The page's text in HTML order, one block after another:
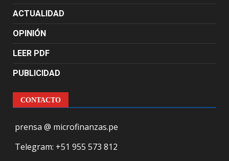
ACTUALIDAD
OPINIÓN
LEER PDF
PUBLICIDAD
CONTACTO
prensa @ microfinanzas.pe
Telegram: +51 955 573 812